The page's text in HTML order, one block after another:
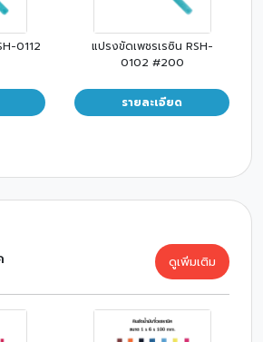
0112
แปรงขัดเพชรเรซิน RSH-
0102 #200
รายละเอียด
ดูเพิ่มเติม